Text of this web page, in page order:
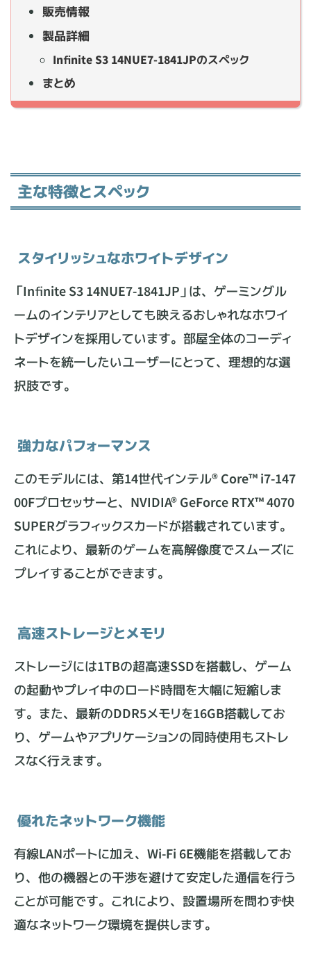
販売情報
製品詳細
Infinite S3 14NUE7-1841JPのスペック
まとめ
主な特徴とスペック
スタイリッシュなホワイトデザイン
「Infinite S3 14NUE7-1841JP」は、ゲーミングル
ームのインテリアとしても映えるおしゃれなホワイ
トデザインを採用しています。部屋全体のコーディ
ネートを統一したいユーザーにとって、理想的な選
択肢です。
強力なパフォーマンス
このモデルには、第14世代インテル® Core™ i7-147
00Fプロセッサーと、NVIDIA® GeForce RTX™ 4070
SUPERグラフィックスカードが搭載されています。
これにより、最新のゲームを高解像度でスムーズに
プレイすることができます。
高速ストレージとメモリ
ストレージには1TBの超高速SSDを搭載し、ゲーム
の起動やプレイ中のロード時間を大幅に短縮しま
す。また、最新のDDR5メモリを16GB搭載してお
り、ゲームやアプリケーションの同時使用もストレ
スなく行えます。
優れたネットワーク機能
有線LANポートに加え、Wi-Fi 6E機能を搭載してお
り、他の機器との干渉を避けて安定した通信を行う
ことが可能です。これにより、設置場所を問わず快
適なネットワーク環境を提供します。